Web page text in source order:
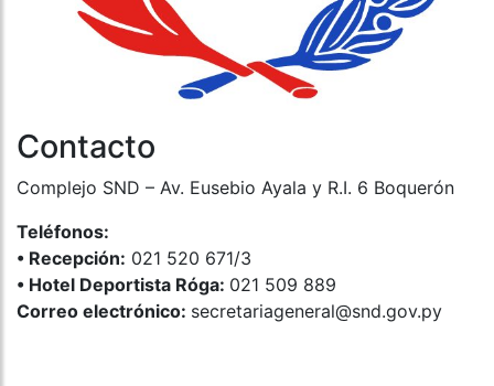
Contacto
Complejo SND – Av. Eusebio Ayala y R.I. 6 Boquerón
Teléfonos:
•⁠ ⁠Recepción: 021 520 671/3
•⁠ ⁠Hotel Deportista Róga: 021 509 889
Correo electrónico: secretariageneral@snd.gov.py